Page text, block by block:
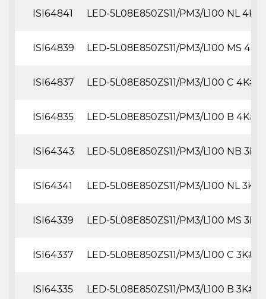
ISI64841 LED-5L08E850ZS11/PM3/L100 NL 4K#
ISI64839 LED-5L08E850ZS11/PM3/L100 MS 4K#
ISI64837 LED-5L08E850ZS11/PM3/L100 C 4K#
ISI64835 LED-5L08E850ZS11/PM3/L100 B 4K#
ISI64343 LED-5L08E850ZS11/PM3/L100 NB 3K#
ISI64341 LED-5L08E850ZS11/PM3/L100 NL 3K#
ISI64339 LED-5L08E850ZS11/PM3/L100 MS 3K#
ISI64337 LED-5L08E850ZS11/PM3/L100 C 3K#
ISI64335 LED-5L08E850ZS11/PM3/L100 B 3K#